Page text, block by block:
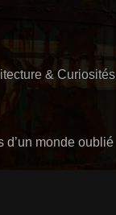
& Curiosités
d’un monde oublié